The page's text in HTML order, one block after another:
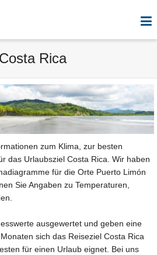
Rica
zum Klima, zur besten
das Urlaubsziel Costa Rica. Wir haben
für die Orte Puerto Limón
Sie Angaben zu Temperaturen,
ausgewertet und geben eine
sich das Reiseziel Costa Rica
für einen Urlaub eignet. Bei uns